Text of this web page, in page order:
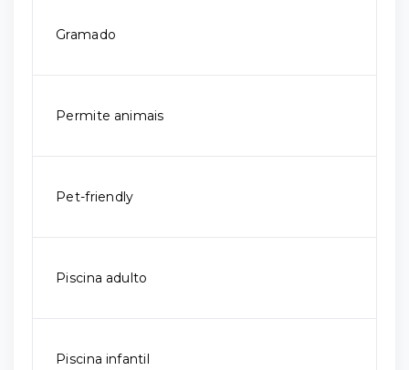
Gramado
Permite animais
Pet-friendly
Piscina adulto
Piscina infantil